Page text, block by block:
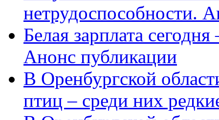
нетрудоспособности.
Белая зарплата
Анонс публикации
В Оренбургской
птиц – среди них